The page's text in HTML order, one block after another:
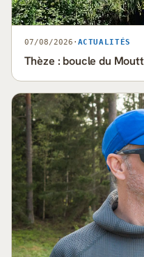
07/08/2026 · ACTUALITÉS
Thèze : boucle du